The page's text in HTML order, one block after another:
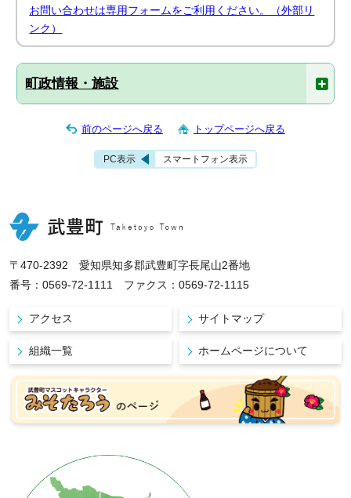
お問い合わせは専用フォームをご利用ください。（外部リ
ンク）
町政情報・施設
前のページへ戻る トップページへ戻る
PC表示 スマートフォン表示
〒470-2392 愛知県知多郡武豊町字長尾山2番地
番号：0569-72-1111 ファクス：0569-72-1115
アクセス サイトマップ
組織一覧 ホームページについて